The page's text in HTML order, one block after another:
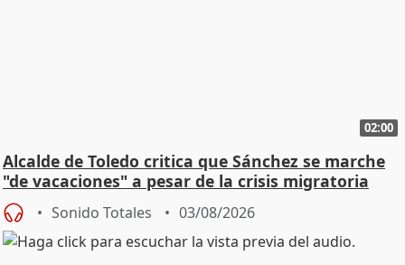
02:00
Alcalde de Toledo critica que Sánchez se marche
"de vacaciones" a pesar de la crisis migratoria
Sonido Totales 03/08/2026